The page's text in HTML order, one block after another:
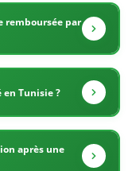
remboursée par
Tunisie ?
après une